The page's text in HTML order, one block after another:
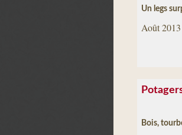
Un legs
Août 2013
Bois,